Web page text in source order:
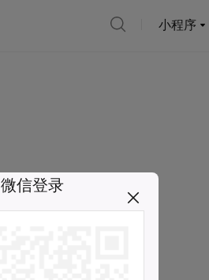
小程序
微信登录